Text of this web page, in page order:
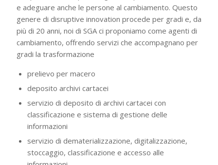
e adeguare anche le persone al cambiamento. Questo
genere di disruptive innovation procede per gradi e, da
più di 20 anni, noi di SGA ci proponiamo come agenti di
cambiamento, offrendo servizi che accompagnano per
gradi la trasformazione
prelievo per macero
deposito archivi cartacei
servizio di deposito di archivi cartacei con
classificazione e sistema di gestione delle
informazioni
servizio di dematerializzazione, digitalizzazione,
stoccaggio, classificazione e accesso alle